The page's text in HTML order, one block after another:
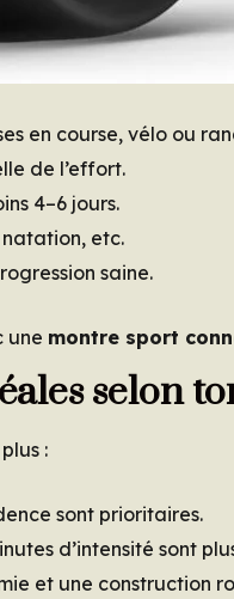
en course, vélo ou
de l’effort.
4–6 jours.
etc.
saine.
une montre sport
selon
:
sont prioritaires.
d’intensité sont
et une construction